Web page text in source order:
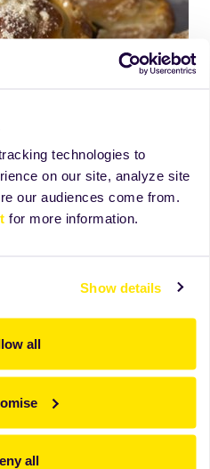
technologies to
on our site, analyze site
our audiences come from.
for more information.
Show details
all
all
na tej karcie
i wskazówki, które
ten produkt na co
Mojej Zeelandii.